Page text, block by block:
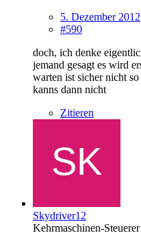
5. Dezember 2012
#590
doch, ich denke
jemand gesagt es wird
warten ist sicher nicht
kanns dann nicht
Zitieren
Skydriver12
Kehrmaschinen-Steuerer